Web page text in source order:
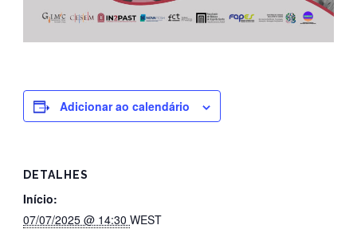
Adicionar ao calendário
DETALHES
Início:
07/07/2025 @ 14:30 WEST